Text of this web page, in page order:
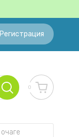
Регистрация
0